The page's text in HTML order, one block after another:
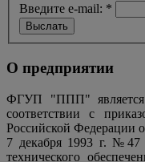
Введите e-mail: *
О предприятии
ФГУП "ППП" является
соответствии с
Российской Федерации
7 декабря 1993 г. №47
технического